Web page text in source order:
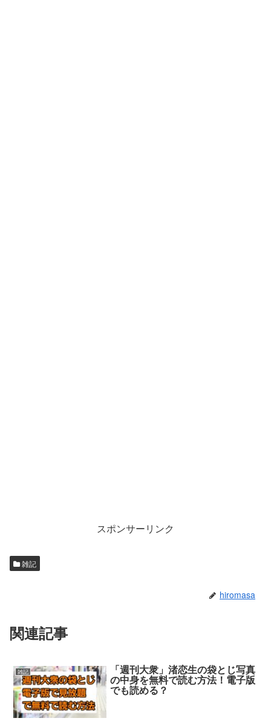
スポンサーリンク
雑記
hiromasa
関連記事
雑記 「週刊大衆」渚恋生の袋とじ写真
の中身を無料で読む方法！電子版
でも読める？